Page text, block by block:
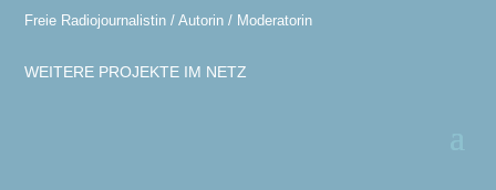
Freie Radiojournalistin / Autorin / Moderatorin
WEITERE PROJEKTE IM NETZ